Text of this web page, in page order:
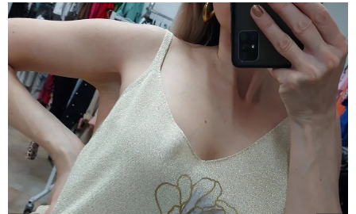
produktu
je
0,0
z
5
hviezdičiek.